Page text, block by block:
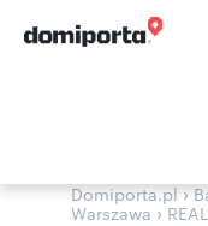
Domiporta.pl›
Warszawa ›